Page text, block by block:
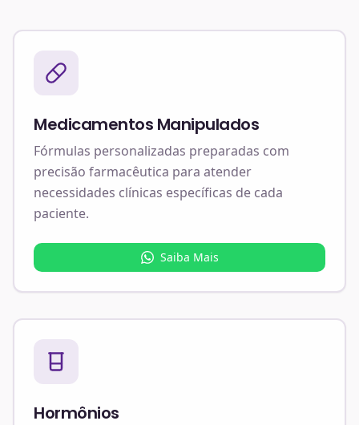
Medicamentos Manipulados
Fórmulas personalizadas preparadas com
precisão farmacêutica para atender
necessidades clínicas específicas de cada
paciente.
Saiba Mais
Hormônios